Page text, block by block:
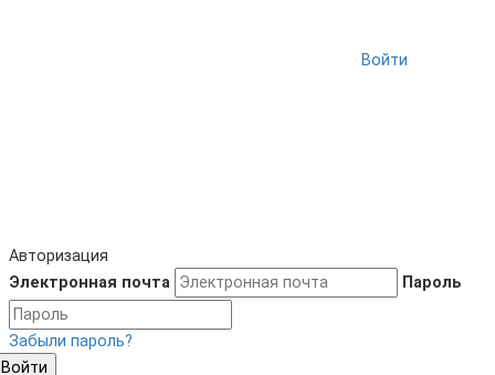
Войти
Авторизация
Электронная почта
Пароль
Забыли пароль?
Войти